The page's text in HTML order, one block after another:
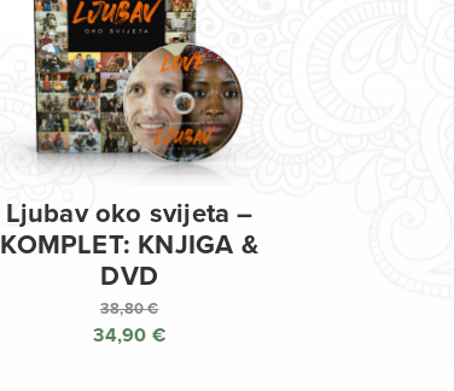
Ljubav oko svijeta –
KOMPLET: KNJIGA &
DVD
38,80€
Izvorna
34,90 €